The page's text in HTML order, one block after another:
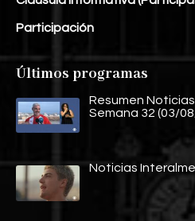
Participación
Últimos programas
Resumen
Semana 32 (03/
Noticias